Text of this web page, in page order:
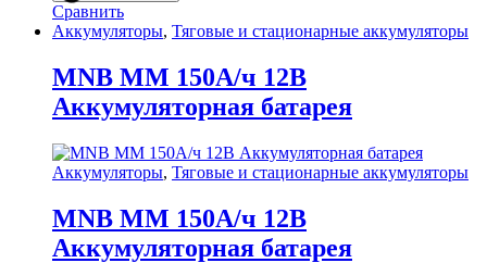
Сравнить
Аккумуляторы, Тяговые и стационарные аккумуляторы
MNB MM 150А/ч 12В
Аккумуляторная батарея
Аккумуляторы, Тяговые и стационарные аккумуляторы
MNB MM 150А/ч 12В
Аккумуляторная батарея